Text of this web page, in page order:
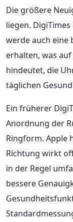
Die größere
liegen.
werde auch eine
erhalten, was
hindeutet, die
täglichen
Ein früherer
Anordnung der
Ringform. Apple
Richtung wirkt
in der Regel
bessere